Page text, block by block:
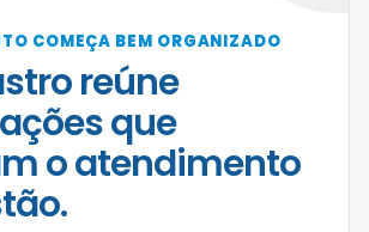
COMEÇA BEM ORGANIZADO
reúne
que
o atendimento